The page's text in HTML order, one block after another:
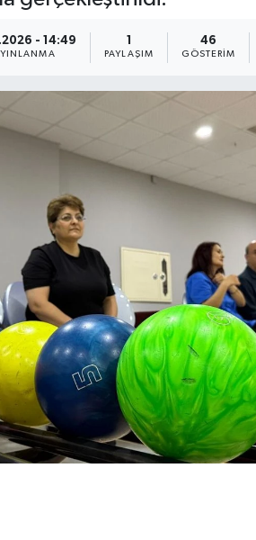
- 14:49 1
PAYLAŞIM
46
GÖSTERIM